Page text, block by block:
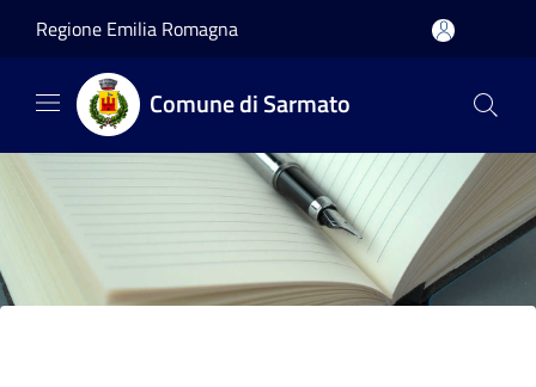
Regione Emilia Romagna
Comune di Sarmato